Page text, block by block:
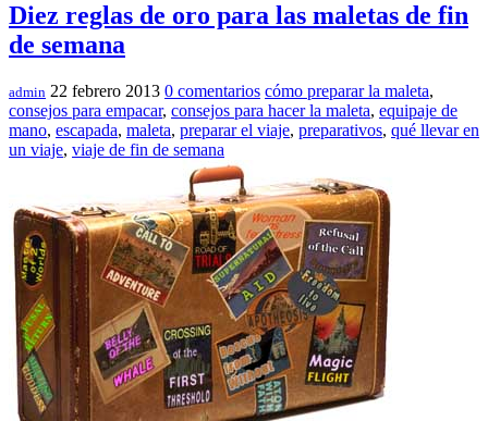
Diez reglas de oro para las maletas de fin
de semana
admin 22 febrero 2013 0 comentarios cómo preparar la maleta,
consejos para empacar, consejos para hacer la maleta, equipaje de
mano, escapada, maleta, preparar el viaje, preparativos, qué llevar en
un viaje, viaje de fin de semana